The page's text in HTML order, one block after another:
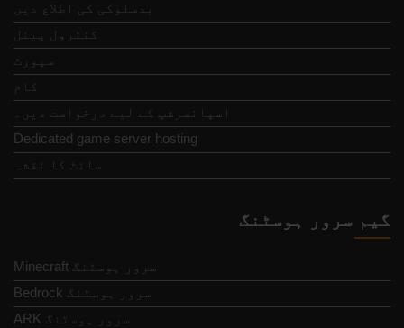
بدسلوکی کی اطلاع دیں
کنٹرول پینل
سپورٹ
کام
اسپانسرشپ کے لیے درخواست دیں۔
Dedicated game server hosting
سائٹ کا نقشہ
گیم سرور ہوسٹنگ
Minecraft سرور ہوسٹنگ
Bedrock سرور ہوسٹنگ
ARK سرور ہوسٹنگ